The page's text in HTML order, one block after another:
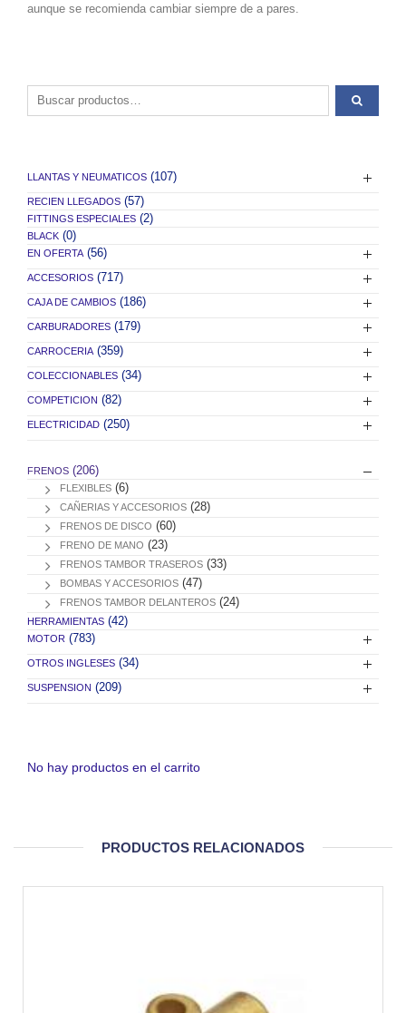
aunque se recomienda cambiar siempre de a pares.
Buscar por:
LLANTAS Y NEUMATICOS (107)
RECIEN LLEGADOS (57)
FITTINGS ESPECIALES (2)
BLACK (0)
EN OFERTA (56)
ACCESORIOS (717)
CAJA DE CAMBIOS (186)
CARBURADORES (179)
CARROCERIA (359)
COLECCIONABLES (34)
COMPETICION (82)
ELECTRICIDAD (250)
FRENOS (206)
FLEXIBLES (6)
CAÑERIAS Y ACCESORIOS (28)
FRENOS DE DISCO (60)
FRENO DE MANO (23)
FRENOS TAMBOR TRASEROS (33)
BOMBAS Y ACCESORIOS (47)
FRENOS TAMBOR DELANTEROS (24)
HERRAMIENTAS (42)
MOTOR (783)
OTROS INGLESES (34)
SUSPENSION (209)
No hay productos en el carrito
PRODUCTOS RELACIONADOS